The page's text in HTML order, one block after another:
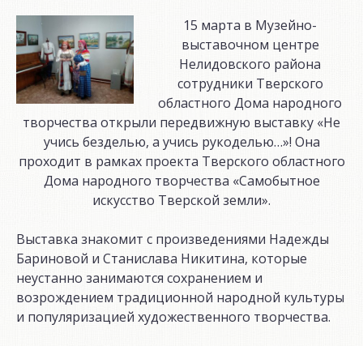
15 марта в Музейно-
выставочном центре
Нелидовского района
сотрудники Тверского
областного Дома народного
творчества открыли передвижную выставку «Не
учись безделью, а учись рукоделью…»! Она
проходит в рамках проекта Тверского областного
Дома народного творчества «Самобытное
искусство Тверской земли».
Выставка знакомит с произведениями Надежды
Бариновой и Станислава Никитина, которые
неустанно занимаются сохранением и
возрождением традиционной народной культуры
и популяризацией художественного творчества.